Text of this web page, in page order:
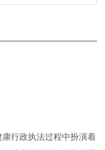
行政执法过程中扮演着